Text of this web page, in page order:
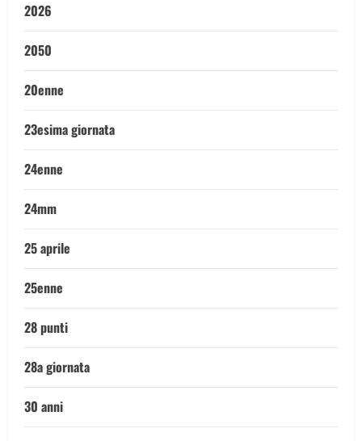
2026
2050
20enne
23esima giornata
24enne
24mm
25 aprile
25enne
28 punti
28a giornata
30 anni